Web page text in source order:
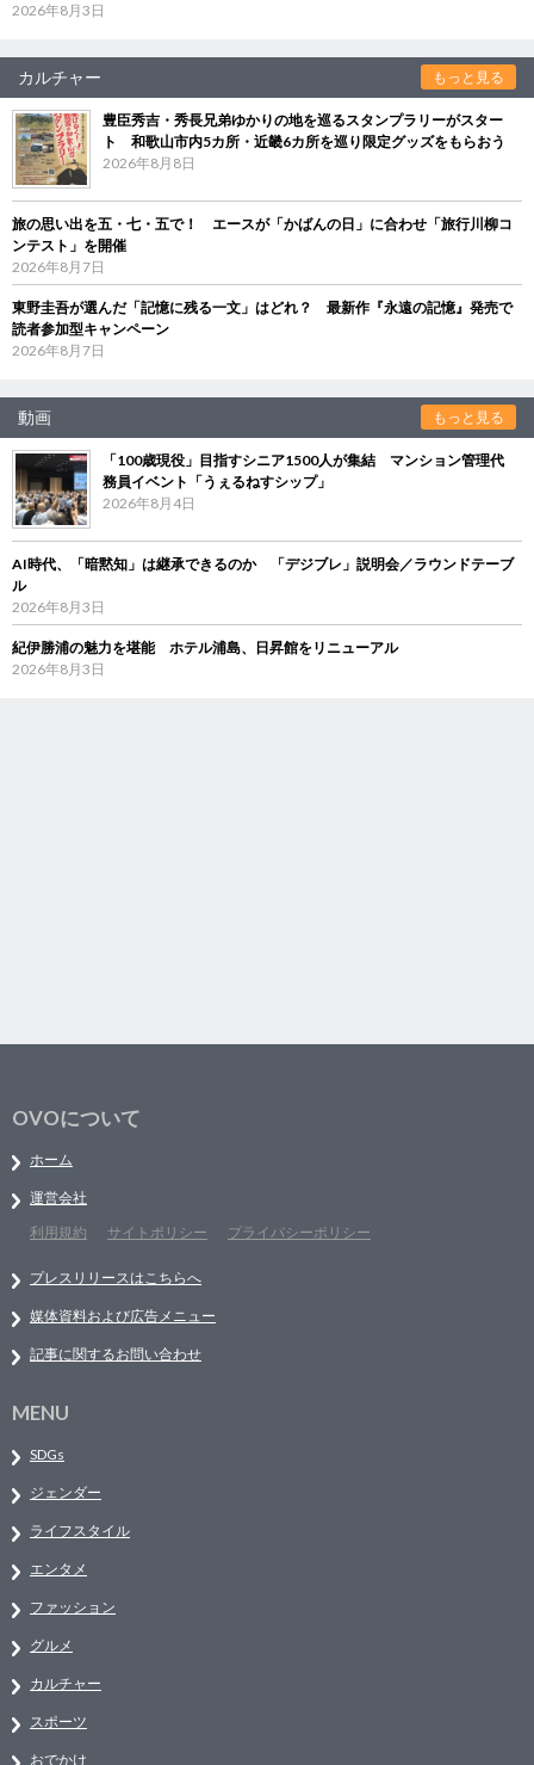
2026年8月3日
カルチャー もっと見る
豊臣秀吉・秀長兄弟ゆかりの地を巡るスタンプラリーがスター
ト 和歌山市内5カ所・近畿6カ所を巡り限定グッズをもらおう
2026年8月8日
旅の思い出を五・七・五で！ エースが「かばんの日」に合わせ「旅行川柳コ
ンテスト」を開催
2026年8月7日
東野圭吾が選んだ「記憶に残る一文」はどれ？ 最新作『永遠の記憶』発売で
読者参加型キャンペーン
2026年8月7日
動画 もっと見る
「100歳現役」目指すシニア1500人が集結 マンション管理代
務員イベント「うぇるねすシップ」
2026年8月4日
AI時代、「暗黙知」は継承できるのか 「デジブレ」説明会／ラウンドテーブ
ル
2026年8月3日
紀伊勝浦の魅力を堪能 ホテル浦島、日昇館をリニューアル
2026年8月3日
OVOについて
ホーム
運営会社
利用規約
サイトポリシー プライバシーポリシー
プレスリリースはこちらへ
媒体資料および広告メニュー
記事に関するお問い合わせ
MENU
SDGs
ジェンダー
ライフスタイル
エンタメ
ファッション
グルメ
カルチャー
スポーツ
おでかけ